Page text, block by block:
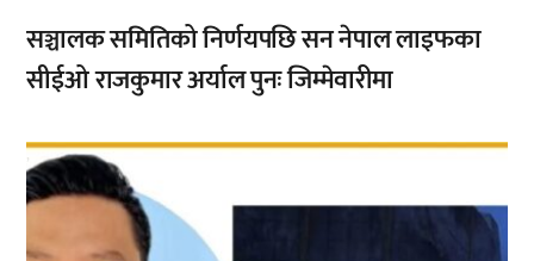
सञ्चालक समितिको निर्णयपछि सन नेपाल लाइफका
सीईओ राजकुमार अर्याल पुनः जिम्मेवारीमा
,